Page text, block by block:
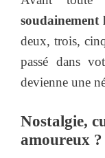
soudainement
deux, trois,
passé dans
devienne une
Nostalgie,
amoureux ?